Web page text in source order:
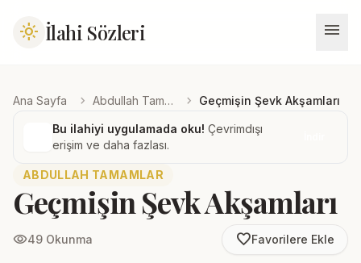
light_mode İlahi Sözleri menu
Ana Sayfa chevron_right Abdullah Tamamlar chevron_right Geçmişin Şevk Akşamları
Bu ilahiyi uygulamada oku! Çevrimdışı
erişim ve daha fazlası.
ABDULLAH TAMAMLAR
Geçmişin Şevk Akşamları
visibility49 Okunma favorite_borderFavorilere Ekle